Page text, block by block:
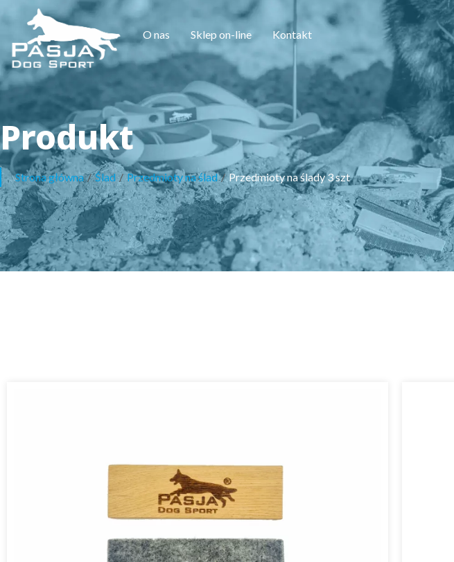
O nas Sklep on-line Kontakt
Produkt
Strona główna / Ślad / Przedmioty na ślad / Przedmioty na ślady 3 szt